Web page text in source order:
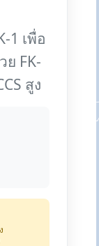
1 เพื่อ
FK-
สูง